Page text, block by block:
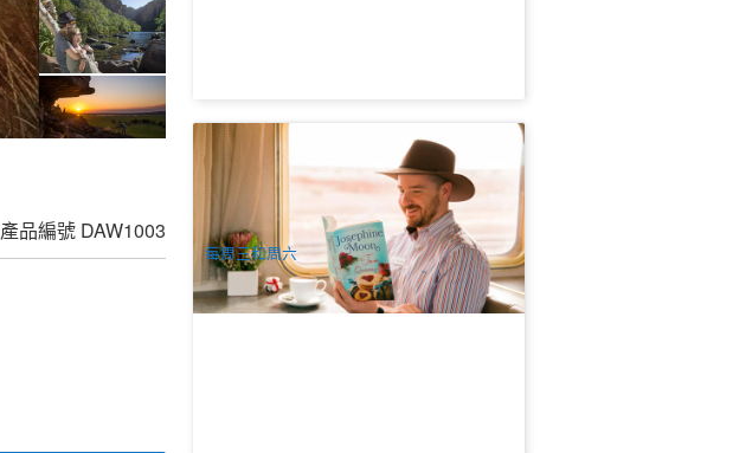
產品編號 DAW1003
豪華鐵路深度遠征 | 甘號火車(The Ghan
Expedition)：達爾文→阿德萊德4天3晚豪
華鐵路探險一票全包式+奢華臥舖+全程餐
飲 | 達爾文出發(英文)
AUD $4,438.00 $4,490.00
DAW11889
每周三和周六